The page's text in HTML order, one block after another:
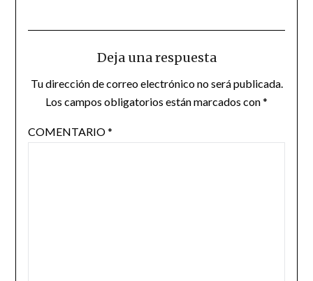
Deja una respuesta
Tu dirección de correo electrónico no será publicada.
Los campos obligatorios están marcados con*
COMENTARIO*